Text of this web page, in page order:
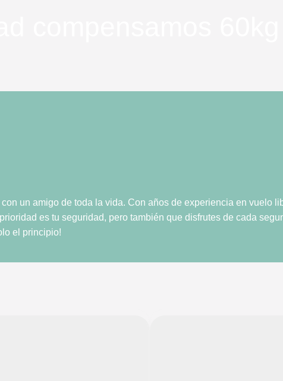
un amigo de toda la vida. Con años de experiencia en vuelo
es tu seguridad, pero también que disfrutes de cada
el principio!